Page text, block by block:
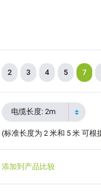
2 3 4 5 7
电缆长度: 2m
(标准长度为 2 米和 5 米 可根
添加到产品比较